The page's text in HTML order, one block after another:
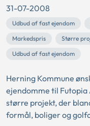
31-07-2008
Udbud af fast ejendom
Markedspris
Større
Udbud af fast ejendom
Herning Kommune
ejendomme til Futopia
større projekt, der
formål, boliger og